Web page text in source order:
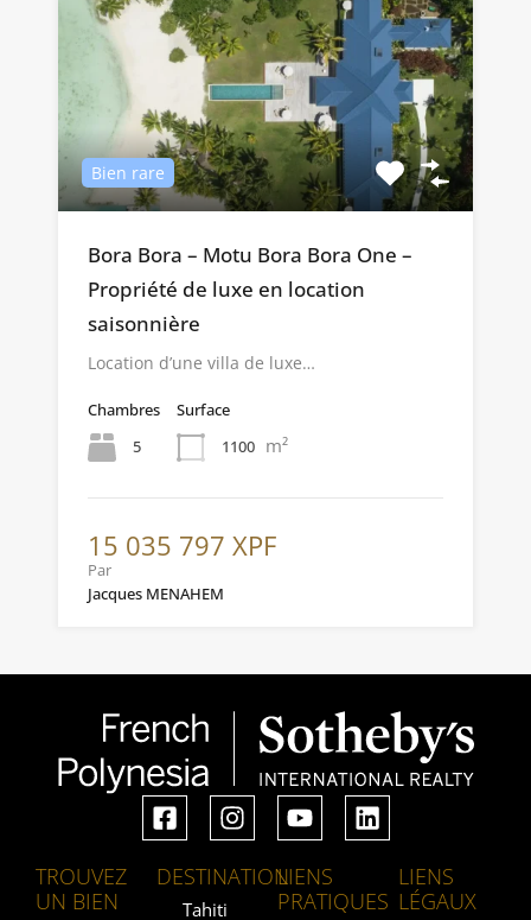
Bien rare
Bora Bora – Motu Bora Bora One –
Propriété de luxe en location
saisonnière
Location d’une villa de luxe…
Chambres
5
Surface
1100 m²
15 035 797 XPF
Par
Jacques MENAHEM
TROUVEZ
UN BIEN
DESTINATION
Tahiti
LIENS
PRATIQUES
LIENS
LÉGAUX